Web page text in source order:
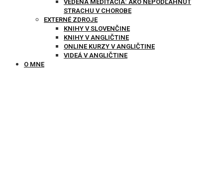
VEDENÁ MEDITÁCIA: AKO NEPODĽAHNÚŤ
STRACHU V CHOROBE
EXTERNÉ ZDROJE
KNIHY V SLOVENČINE
KNIHY V ANGLIČTINE
ONLINE KURZY V ANGLIČTINE
VIDEÁ V ANGLIČTINE
O MNE